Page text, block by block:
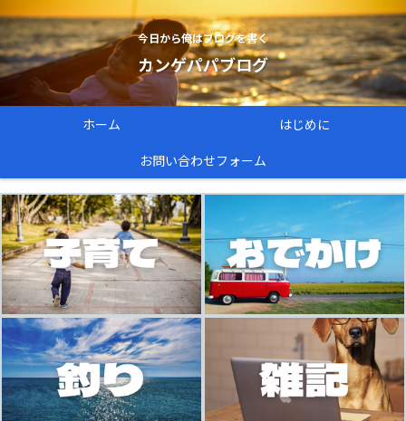
今日から俺はブログを書く
カンゲパパブログ
ホーム
はじめに
お問い合わせフォーム